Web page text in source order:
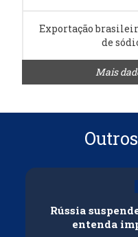
Exportação
de
Mais
Rússia
entenda